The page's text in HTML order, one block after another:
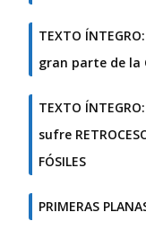
TEXTO
gran parte de la
TEXTO
sufre
FÓSILES
PRIMERAS